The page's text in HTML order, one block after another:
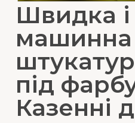
Швидка і
машинна
під
Казенні